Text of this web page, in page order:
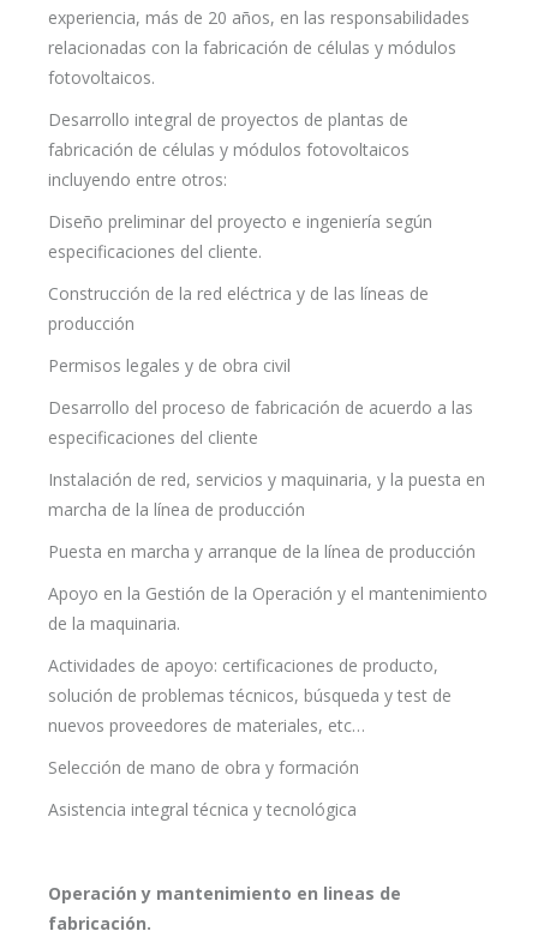
experiencia, más de 20 años, en las responsabilidades
relacionadas con la fabricación de células y módulos
fotovoltaicos.
Desarrollo integral de proyectos de plantas de
fabricación de células y módulos fotovoltaicos
incluyendo entre otros:
Diseño preliminar del proyecto e ingeniería según
especificaciones del cliente.
Construcción de la red eléctrica y de las líneas de
producción
Permisos legales y de obra civil
Desarrollo del proceso de fabricación de acuerdo a las
especificaciones del cliente
Instalación de red, servicios y maquinaria, y la puesta en
marcha de la línea de producción
Puesta en marcha y arranque de la línea de producción
Apoyo en la Gestión de la Operación y el mantenimiento
de la maquinaria.
Actividades de apoyo: certificaciones de producto,
solución de problemas técnicos, búsqueda y test de
nuevos proveedores de materiales, etc…
Selección de mano de obra y formación
Asistencia integral técnica y tecnológica
Operación y mantenimiento en lineas de
fabricación.